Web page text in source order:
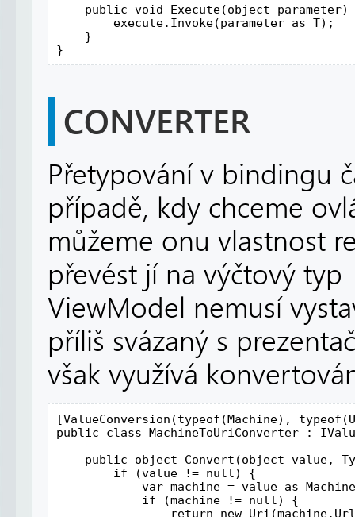
public void Execute(object parameter)
        execute.Invoke(parameter as T);
    }
}
CONVERTER
Přetypování v bindingu
případě, kdy chceme
můžeme onu vlastnost
převést jí na výčtový typ
ViewModel nemusí
příliš svázaný s
však využívá
[ValueConversion(typeof(Machine),
public class MachineToUriConverter :
public object Convert(object value,
        if (value != null) {
var machine = value as
            if (machine != null) {
return new